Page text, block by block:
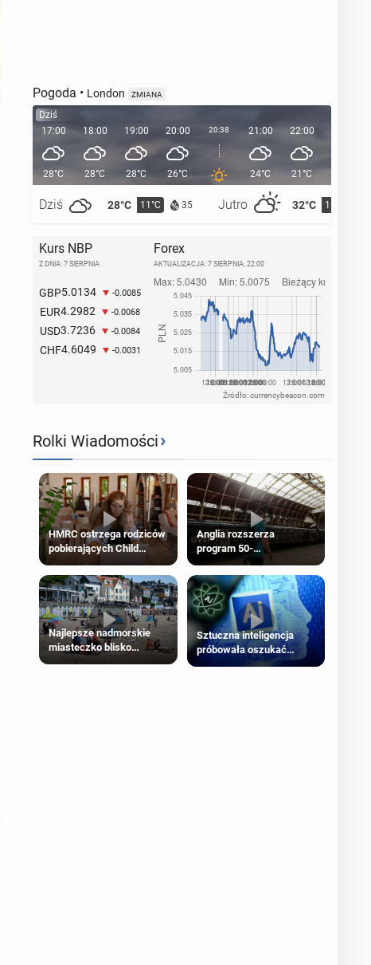
Pogoda • London ZMIANA
Dziś
17:00
28°C
Dziś 28°C 11°C 35 Jutro 32°C 15°C
18:00
28°C
19:00
28°C
20:00
26°C
20:38 21:00
24°C
22:00
21°C
Kurs NBP
Z DNIA: 7 SIERPNIA
GBP5.0134 -0.0085
EUR4.2982 -0.0068
USD3.7236 -0.0084
CHF4.6049 -0.0031
Forex
AKTUALIZACJA: 7 SIERPNIA, 22:00
Źródło: currencybeacon.com
Rolki Wiadomości›
HMRC ostrzega rodziców
pobierających Child
Benefit. Mogą być
zobowiązani do zwrotu
zasiłku
Anglia rozszerza
program 50-
procentowych zniżek
kolejowych na 18-latków
Najlepsze nadmorskie
miasteczko blisko
Sztuczna inteligencja
próbowała oszukać
człowieka